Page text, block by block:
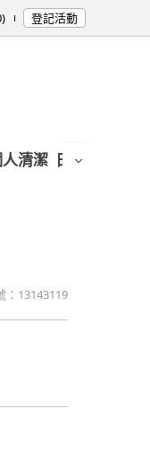
登記活動
清潔 日用/紙品
： 13143119